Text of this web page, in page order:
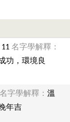
11 名字學解釋：
功，環境良
名字學解釋： 溫
年吉